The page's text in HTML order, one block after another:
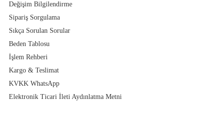
Değişim Bilgilendirme
Sipariş Sorgulama
Sıkça Sorulan Sorular
Beden Tablosu
İşlem Rehberi
Kargo & Teslimat
KVKK WhatsApp
Elektronik Ticari İleti Aydınlatma Metni